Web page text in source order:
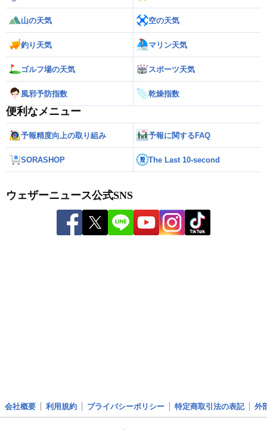
山の天気 空の天気
釣り天気 マリン天気
ゴルフ場の天気 スポーツ天気
風邪予防指数 乾燥指数
便利なメニュー
予報精度向上の取り組み 予報に関するFAQ
SORASHOP The Last 10-second
ウェザーニュース公式SNS
会社概要 利用規約 プライバシーポリシー 特定商取引法の表記 外